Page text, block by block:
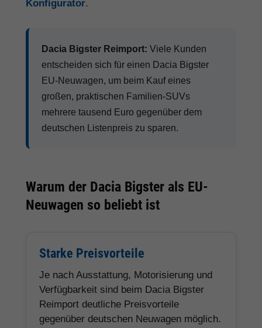
Konfigurator.
Dacia Bigster Reimport: Viele Kunden
entscheiden sich für einen Dacia Bigster
EU-Neuwagen, um beim Kauf eines
großen, praktischen Familien-SUVs
mehrere tausend Euro gegenüber dem
deutschen Listenpreis zu sparen.
Warum der Dacia Bigster als EU-
Neuwagen so beliebt ist
Starke Preisvorteile
Je nach Ausstattung, Motorisierung und
Verfügbarkeit sind beim Dacia Bigster
Reimport deutliche Preisvorteile
gegenüber deutschen Neuwagen möglich.